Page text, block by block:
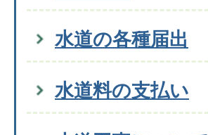
水道の各種届出
水道料の支払い